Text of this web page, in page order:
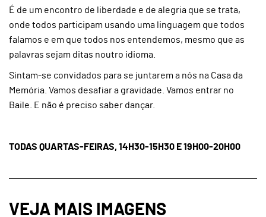
É de um encontro de liberdade e de alegria que se trata,
onde todos participam usando uma linguagem que todos
falamos e em que todos nos entendemos, mesmo que as
palavras sejam ditas noutro idioma.
Sintam-se convidados para se juntarem a nós na Casa da
Memória. Vamos desafiar a gravidade. Vamos entrar no
Baile. E não é preciso saber dançar.
TODAS QUARTAS-FEIRAS, 14H30-15H30 E 19H00-20H00